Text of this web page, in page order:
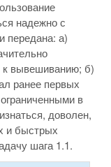
надежно с
передана: а)
к вывешиванию; б)
ранее первых
в
доволен,
и быстрых
шага 1.1.